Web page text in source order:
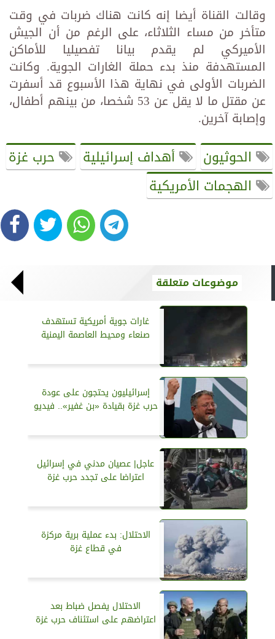
وقالت القناة أيضا إنه كانت هناك ضربات في وقت
متأخر من مساء الثلاثاء، على الرغم من أن الجيش
الأميركي لم يقدم بيانا تفصيليا للأماكن
المستهدفة منذ بدء حملة الغارات الجوية. وكانت
الضربات الأولى في نهاية هذا الأسبوع قد أسفرت
عن مقتل ما لا يقل عن 53 شخصا، من بينهم أطفال،
وإصابة آخرين.
الحوثيون أهداف إسرائيلية
حرب غزة
الهجمات الأمريكية
موضوعات متعلقة
غارات جوية أمريكية تستهدف
صنعاء ومحيط العاصمة اليمنية
إسرائيليون يحتجون على عودة
حرب غزة بقيادة «بن غفير».. فيديو
عاجل| عصيان مدني في إسرائيل
اعتراضا على تجدد حرب غزة
الاحتلال: بدء عملية برية مركزة
في قطاع غزة
الاحتلال يفصل ضباط بعد
اعتراضهم على استئناف حرب غزة